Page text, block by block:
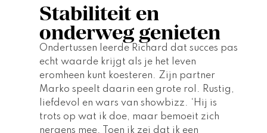
Stabiliteit en
onderweg genieten
Ondertussen leerde Richard dat succes pas
echt waarde krijgt als je het leven
eromheen kunt koesteren. Zijn partner
Marko speelt daarin een grote rol. Rustig,
liefdevol en wars van showbizz. ‘Hij is
trots op wat ik doe, maar bemoeit zich
nergens mee. Toen ik zei dat ik een